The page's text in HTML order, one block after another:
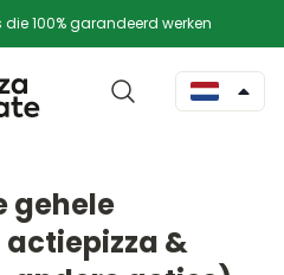
100% garandeerd werken
gehele
&